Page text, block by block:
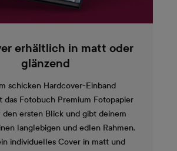
erhältlich in matt oder
glänzend
schicken Hardcover-Einband
das Fotobuch Premium Fotopapier
den ersten Blick und gibt deinem
langlebigen und edlen Rahmen.
individuelles Cover in matt und